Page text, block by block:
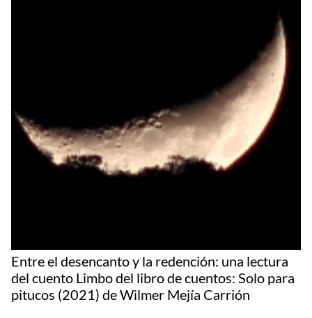
Entre el desencanto y la redención: una lectura
del cuento Limbo del libro de cuentos: Solo para
pitucos (2021) de Wilmer Mejía Carrión